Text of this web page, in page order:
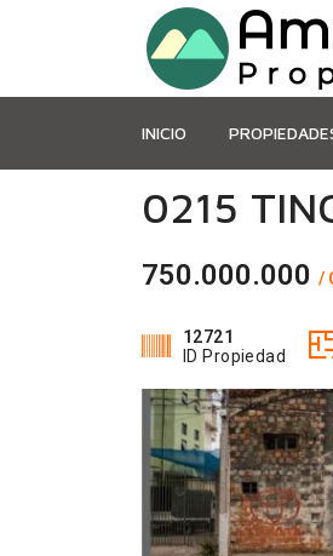
INICIO
0215
750.000.000 /
12721
ID Propiedad